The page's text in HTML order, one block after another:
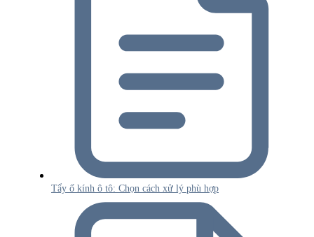
Tẩy ố kính ô tô: Chọn cách xử lý phù hợp